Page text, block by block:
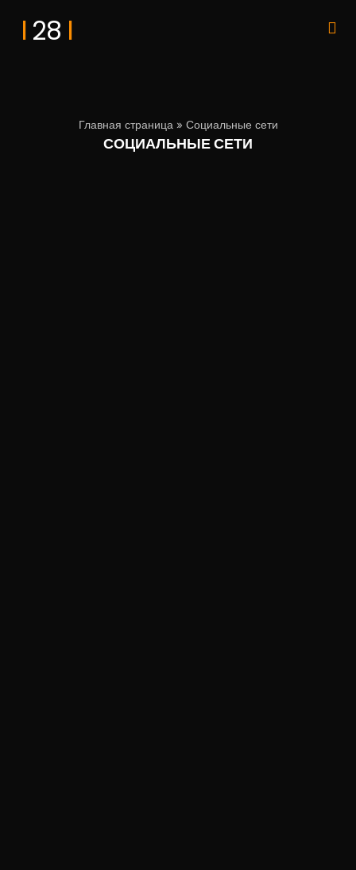
I 28 I
Главная страница » Социальные сети
СОЦИАЛЬНЫЕ СЕТИ